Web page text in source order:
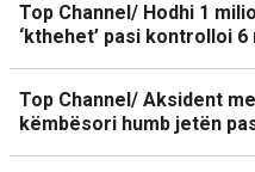
Top Channel/ Hodhi 1
‘kthehet’ pasi kontrolloi
Top Channel/ Aksident
këmbësori humb jetën